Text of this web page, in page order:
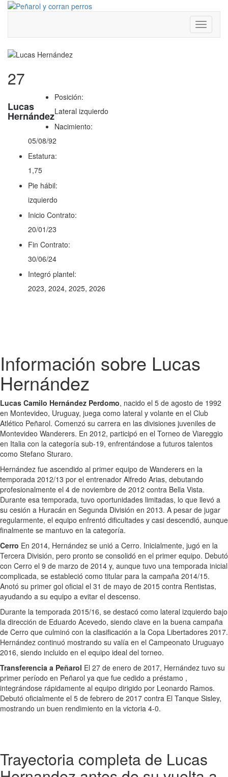
Toggle
27
Lucas
Hernández
Posición:
Lateral izquierdo
Nacimiento:
05/08/92
Estatura:
1,75
Pie hábil:
izquierdo
Inicio Contrato:
20/01/23
Fin Contrato:
30/06/24
Integró plantel:
2023, 2024, 2025, 2026
Información sobre Lucas
Hernández
Lucas Camilo Hernández Perdomo, nacido el 5 de agosto de 1992
en Montevideo, Uruguay, juega como lateral y volante en el Club
Atlético Peñarol. Comenzó su carrera en las divisiones juveniles de
Montevideo Wanderers. En 2012, participó en el Torneo de Viareggio
en Italia con la categoría sub-19, enfrentándose a futuros talentos
como Stefano Sturaro.
Hernández fue ascendido al primer equipo de Wanderers en la
temporada 2012/13 por el entrenador Alfredo Arias, debutando
profesionalmente el 4 de noviembre de 2012 contra Bella Vista.
Durante esa temporada, tuvo oportunidades limitadas, lo que llevó a
su cesión a Huracán en Segunda División en 2013. A pesar de jugar
regularmente, el equipo enfrentó dificultades y casi descendió, aunque
finalmente se mantuvo en la categoría.
Cerro En 2014, Hernández se unió a Cerro. Inicialmente, jugó en la
Tercera División, pero pronto se consolidó en el primer equipo. Debutó
con Cerro el 9 de marzo de 2014 y, aunque tuvo una temporada inicial
complicada, se estableció como titular para la campaña 2014/15.
Anotó su primer gol oficial el 31 de mayo de 2015 contra Rentistas,
ayudando a su equipo a evitar el descenso.
Durante la temporada 2015/16, se destacó como lateral izquierdo bajo
la dirección de Eduardo Acevedo, siendo clave en la buena campaña
de Cerro que culminó con la clasificación a la Copa Libertadores 2017.
Hernández continuó mostrando su valía en el Campeonato Uruguayo
2016, siendo incluido en el equipo ideal del torneo.
Transferencia a Peñarol El 27 de enero de 2017, Hernández tuvo su
primer período en Peñarol ya que fue cedido a préstamo ,
integrándose rápidamente al equipo dirigido por Leonardo Ramos.
Debutó oficialmente el 5 de febrero de 2017 contra El Tanque Sisley,
mostrando un buen rendimiento en la victoria 4-0.
Trayectoria completa de Lucas